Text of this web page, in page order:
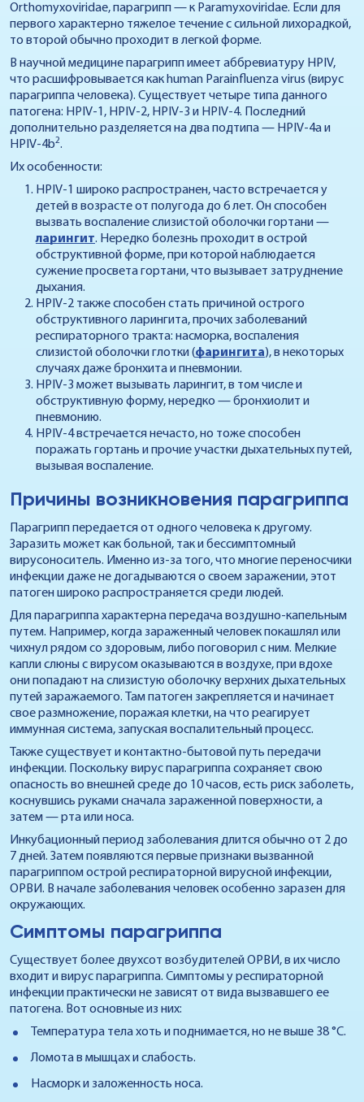
Orthomyxoviridae, парагрипп — к Paramyxoviridae. Если для
первого характерно тяжелое течение с сильной лихорадкой,
то второй обычно проходит в легкой форме.
В научной медицине парагрипп имеет аббревиатуру HPIV,
что расшифровывается как human Parainfluenza virus (вирус
парагриппа человека). Существует четыре типа данного
патогена: HPIV-1, HPIV-2, HPIV-3 и HPIV-4. Последний
дополнительно разделяется на два подтипа — HPIV-4a и
HPIV-4b2.
Их особенности:
HPIV-1 широко распространен, часто встречается у
детей в возрасте от полугода до 6 лет. Он способен
вызвать воспаление слизистой оболочки гортани —
ларингит. Нередко болезнь проходит в острой
обструктивной форме, при которой наблюдается
сужение просвета гортани, что вызывает затруднение
дыхания.
HPIV-2 также способен стать причиной острого
обструктивного ларингита, прочих заболеваний
респираторного тракта: насморка, воспаления
слизистой оболочки глотки (фарингита), в некоторых
случаях даже бронхита и пневмонии.
HPIV-3 может вызывать ларингит, в том числе и
обструктивную форму, нередко — бронхиолит и
пневмонию.
HPIV-4 встречается нечасто, но тоже способен
поражать гортань и прочие участки дыхательных путей,
вызывая воспаление.
Причины возникновения парагриппа
Парагрипп передается от одного человека к другому.
Заразить может как больной, так и бессимптомный
вирусоноситель. Именно из-за того, что многие переносчики
инфекции даже не догадываются о своем заражении, этот
патоген широко распространяется среди людей.
Для парагриппа характерна передача воздушно-капельным
путем. Например, когда зараженный человек покашлял или
чихнул рядом со здоровым, либо поговорил с ним. Мелкие
капли слюны с вирусом оказываются в воздухе, при вдохе
они попадают на слизистую оболочку верхних дыхательных
путей заражаемого. Там патоген закрепляется и начинает
свое размножение, поражая клетки, на что реагирует
иммунная система, запуская воспалительный процесс.
Также существует и контактно-бытовой путь передачи
инфекции. Поскольку вирус парагриппа сохраняет свою
опасность во внешней среде до 10 часов, есть риск заболеть,
коснувшись руками сначала зараженной поверхности, а
затем — рта или носа.
Инкубационный период заболевания длится обычно от 2 до
7 дней. Затем появляются первые признаки вызванной
парагриппом острой респираторной вирусной инфекции,
ОРВИ. В начале заболевания человек особенно заразен для
окружающих.
Симптомы парагриппа
Существует более двухсот возбудителей ОРВИ, в их число
входит и вирус парагриппа. Симптомы у респираторной
инфекции практически не зависят от вида вызвавшего ее
патогена. Вот основные из них:
Температура тела хоть и поднимается, но не выше 38 °C.
Ломота в мышцах и слабость.
Насморк и заложенность носа.